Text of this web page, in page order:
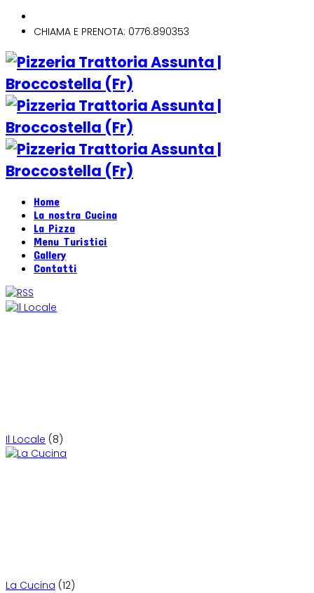
CHIAMA E PRENOTA: 0776.890353
Home
La nostra Cucina
La Pizza
Menu Turistici
Gallery
Contatti
Il Locale (8)
La Cucina (12)